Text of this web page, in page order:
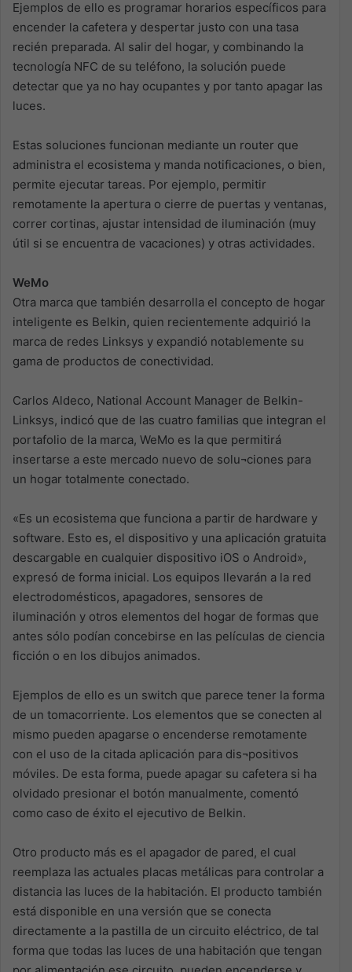
Ejemplos de ello es programar horarios específicos para
encender la cafetera y despertar justo con una tasa
recién preparada. Al salir del hogar, y combinando la
tecnología NFC de su teléfono, la solución puede
detectar que ya no hay ocupantes y por tanto apagar las
luces.
Estas soluciones funcionan mediante un router que
administra el ecosistema y manda notificaciones, o bien,
permite ejecutar tareas. Por ejemplo, permitir
remotamente la apertura o cierre de puertas y ventanas,
correr cortinas, ajustar intensidad de iluminación (muy
útil si se encuentra de vacaciones) y otras actividades.
WeMo
Otra marca que también desarrolla el concepto de hogar
inteligente es Belkin, quien recientemente adquirió la
marca de redes Linksys y expandió notablemente su
gama de productos de conectividad.
Carlos Aldeco, National Account Manager de Belkin-
Linksys, indicó que de las cuatro familias que integran el
portafolio de la marca, WeMo es la que permitirá
insertarse a este mercado nuevo de solu¬ciones para
un hogar totalmente conectado.
«Es un ecosistema que funciona a partir de hardware y
software. Esto es, el dispositivo y una aplicación gratuita
descargable en cualquier dispositivo iOS o Android»,
expresó de forma inicial. Los equipos llevarán a la red
electrodomésticos, apagadores, sensores de
iluminación y otros elementos del hogar de formas que
antes sólo podían concebirse en las películas de ciencia
ficción o en los dibujos animados.
Ejemplos de ello es un switch que parece tener la forma
de un tomacorriente. Los elementos que se conecten al
mismo pueden apagarse o encenderse remotamente
con el uso de la citada aplicación para dis¬positivos
móviles. De esta forma, puede apagar su cafetera si ha
olvidado presionar el botón manualmente, comentó
como caso de éxito el ejecutivo de Belkin.
Otro producto más es el apagador de pared, el cual
reemplaza las actuales placas metálicas para controlar a
distancia las luces de la habitación. El producto también
está disponible en una versión que se conecta
directamente a la pastilla de un circuito eléctrico, de tal
forma que todas las luces de una habitación que tengan